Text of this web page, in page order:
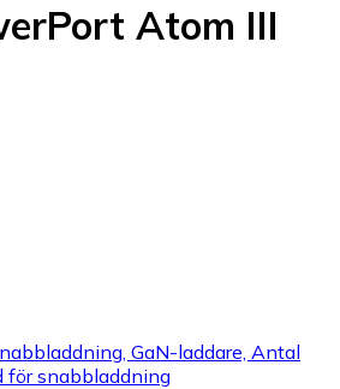
Atom III
GaN-laddare, Antal
för snabbladdning